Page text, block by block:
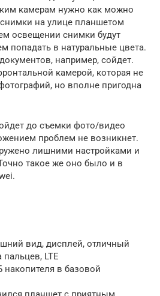
камерам нужно как можно
на улице планшетом
освещении снимки будут
попадать в натуральные цвета.
например, сойдет.
камерой, которая не
но вполне пригодна
до съемки фото/видео
проблем не возникнет.
лишними настройками и
такое же оно было и в
вид, дисплей, отличный
пальцев, LTE
в базовой